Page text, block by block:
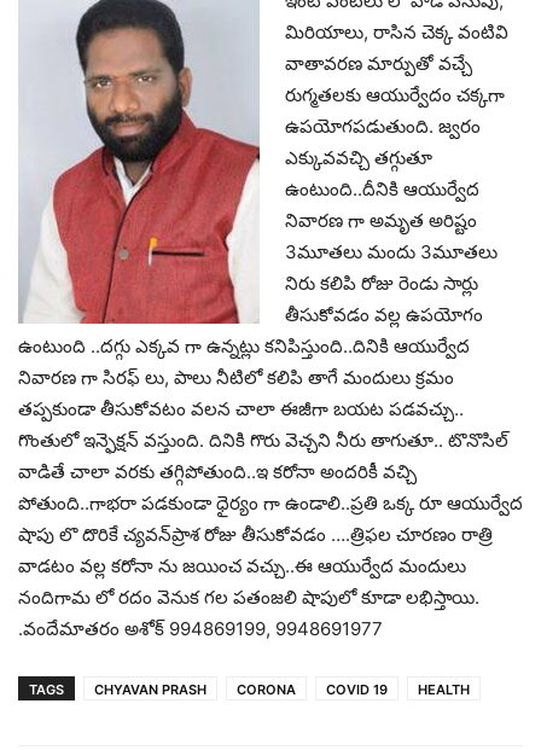
మిరియాలు, రాసిన చెక్క వంటివి
వాతావ‌ర‌ణ మార్పుతో వ‌చ్చే
రుగ్మ‌త‌ల‌కు ఆయుర్వేదం చ‌క్క‌గా
ఉప‌యోగ‌ప‌డుతుంది. జ్వరం
ఎక్కువవచ్చి తగ్గుతూ
ఉంటుంది..దీనికి ఆయుర్వేద
నివారణ గా అమృత అరిష్టం
3మూతలు మందు 3మూతలు
నిరు కలిపి రోజు రెండు సార్లు
తీసుకోవడం వల్ల ఉపయోగం
ఉంటుంది ..దగ్గు ఎక్కవ గా ఉన్నట్లు కనిపిస్తుంది..దినికి ఆయుర్వేద
నివారణ గా సిరఫ్ లు, పాలు నీటిలో కలిపి తాగే మందులు క్రమం
తప్పకుండా తీసుకోవటం వలన చాలా ఈజీగా బయట పడవచ్చు..
గొంతులో ఇన్ఫెక్షన్ వస్తుంది. దినికి గొరు వెచ్చని నీరు తాగుతూ.. టొనొసిల్
వాడితే చాలా వరకు తగ్గిపోతుంది..ఇ కరోనా అందరికీ వచ్చి
పోతుంది..గాభరా పడకుండా ధైర్యం గా ఉండాలి..ప్రతి ఒక్క రూ ఆయుర్వేద
షాపు లొ దొరికే చ్య‌వ‌న్‌ప్రాశ‌ రోజు తీసుకోవడం ….త్రిఫ‌ల చూరణం రాత్రి
వాడటం వల్ల కరోనా ను జయించ వచ్చు..ఈ ఆయుర్వేద మందులు
నందిగామ లో రదం వెనుక గల పతంజలి షాపులో కూడా లభిస్తాయి.
.వందేమాతరం అశోక్ 994869199, 9948691977
TAGS CHYAVAN PRASH CORONA COVID 19 HEALTH